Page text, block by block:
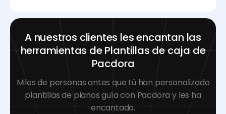
A nuestros clientes les encantan las
herramientas de Plantillas de caja de
Pacdora
Miles de personas antes que tú han personalizado
plantillas de planos guía con Pacdora y les ha
encantado.